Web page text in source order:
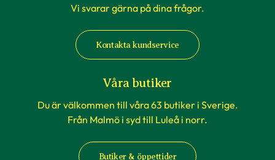
Vi svarar gärna på dina frågor.
Kontakta kundservice
Våra butiker
Du är välkommen till våra 63 butiker i Sverige.
Från Malmö i syd till Luleå i norr.
Butiker & öppettider